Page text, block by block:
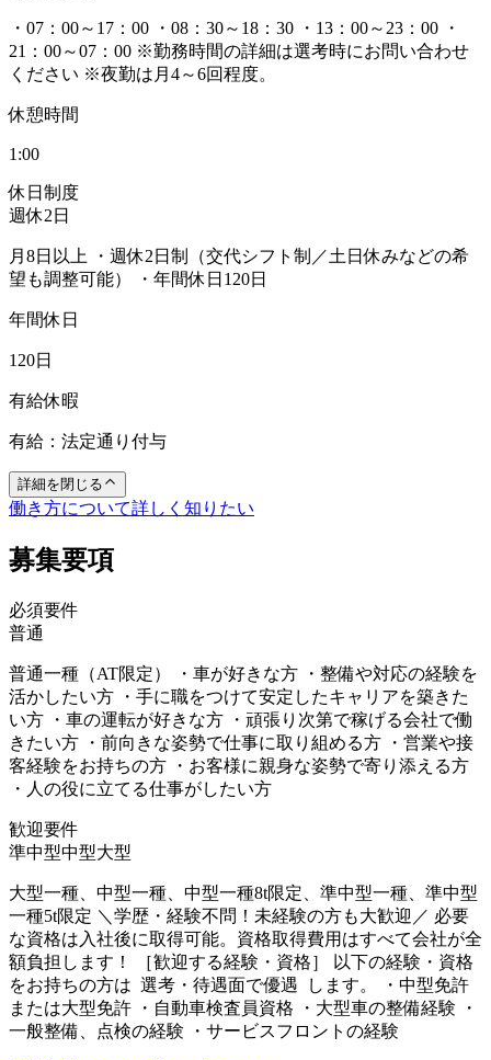
・07：00～17：00 ・08：30～18：30 ・13：00～23：00 ・
21：00～07：00 ※勤務時間の詳細は選考時にお問い合わせ
ください ※夜勤は月4～6回程度。
休憩時間
1:00
休日制度
週休2日
月8日以上 ・週休2日制（交代シフト制／土日休みなどの希
望も調整可能） ・年間休日120日
年間休日
120日
有給休暇
有給：法定通り付与
詳細を閉じる
働き方について詳しく知りたい
募集要項
必須要件
普通
普通一種（AT限定） ・車が好きな方 ・整備や対応の経験を
活かしたい方 ・手に職をつけて安定したキャリアを築きた
い方 ・車の運転が好きな方 ・頑張り次第で稼げる会社で働
きたい方 ・前向きな姿勢で仕事に取り組める方 ・営業や接
客経験をお持ちの方 ・お客様に親身な姿勢で寄り添える方
・人の役に立てる仕事がしたい方
歓迎要件
準中型中型大型
大型一種、中型一種、中型一種8t限定、準中型一種、準中型
一種5t限定 ＼学歴・経験不問！未経験の方も大歓迎／ 必要
な資格は入社後に取得可能。資格取得費用はすべて会社が全
額負担します！ ［歓迎する経験・資格］ 以下の経験・資格
をお持ちの方は 選考・待遇面で優遇 します。 ・中型免許
または大型免許 ・自動車検査員資格 ・大型車の整備経験 ・
一般整備、点検の経験 ・サービスフロントの経験